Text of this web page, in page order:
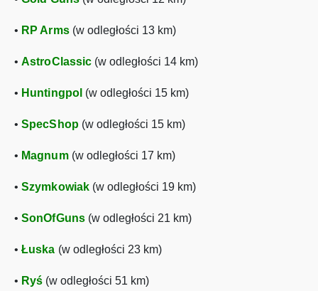
• RP Arms(w odległości 13 km)
• AstroClassic (w odległości 14 km)
• Huntingpol (w odległości 15 km)
• SpecShop(w odległości 15 km)
• Magnum(w odległości 17 km)
• Szymkowiak (w odległości 19 km)
• SonOfGuns(w odległości 21 km)
• Łuska (w odległości 23 km)
• Ryś (w odległości 51 km)